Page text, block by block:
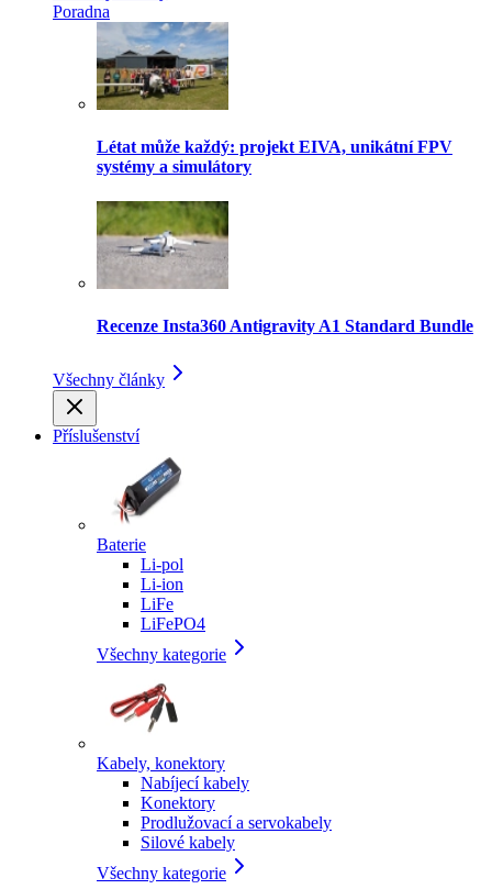
Poradna
Létat může každý: projekt EIVA, unikátní FPV
systémy a simulátory
Recenze Insta360 Antigravity A1 Standard Bundle
Všechny články
Příslušenství
Baterie
Li-pol
Li-ion
LiFe
LiFePO4
Všechny kategorie
Kabely, konektory
Nabíjecí kabely
Konektory
Prodlužovací a servokabely
Silové kabely
Všechny kategorie